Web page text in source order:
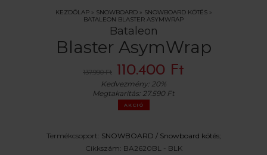
KEZDŐLAP» SNOWBOARD» SNOWBOARD KÖTÉS»
BATALEON BLASTER ASYMWRAP
Bataleon
Blaster AsymWrap
137.990 Ft 110.400 Ft
Kedvezmény: 20%
Megtakarítás: 27.590 Ft
AKCIÓ
Termékcsoport: SNOWBOARD / Snowboard kötés;
Cikkszám: BA2620BL - BLK